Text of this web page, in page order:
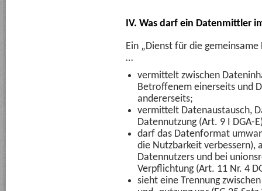
IV. Was darf ein Datenmittler
Ein „Dienst für die gemeinsame
…
vermittelt zwischen
Betroffenem einerseits und
andererseits;
vermittelt Datenaustausch,
Datennutzung (Art. 9 I DGA-
darf das Datenformat
die Nutzbarkeit verbessern),
Datennutzers und bei
Verpflichtung (Art. 11 Nr. 4
sieht eine Trennung